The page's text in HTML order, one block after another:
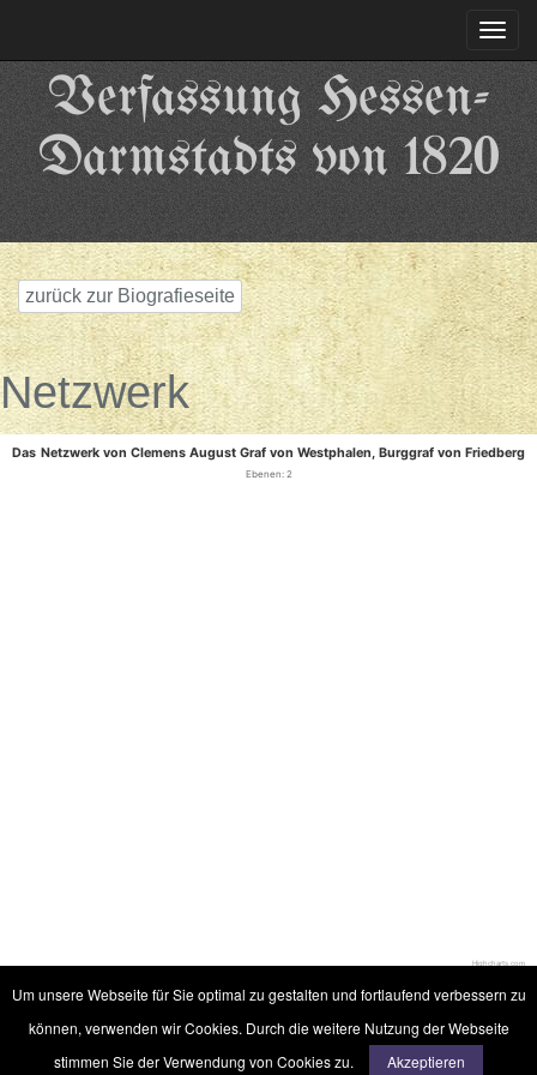
Verfassung Hessen-
Darmstadts von 1820
zurück zur Biografieseite
Netzwerk
Das Netzwerk von Clemens August Graf von Westphalen, Burggraf von Friedberg
Ebenen: 2
Highcharts.com
©2017 - 2026 verfassung-hessen-darmstadt.de
Um unsere Webseite für Sie optimal zu gestalten und fortlaufend verbessern zu
können, verwenden wir Cookies. Durch die weitere Nutzung der Webseite
stimmen Sie der Verwendung von Cookies zu.
Akzeptieren